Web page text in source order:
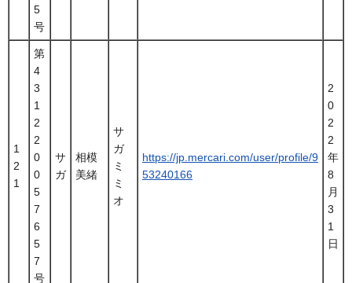
5
号
1
2
1
第
4
3
1
2
2
0
0
5
7
6
5
7
号
サ
ガ
相模
美緒
サ
ガ
ミ
ミ
オ
https://jp.mercari.com/user/profile/9
53240166
2
0
2
2
年
8
月
3
1
日